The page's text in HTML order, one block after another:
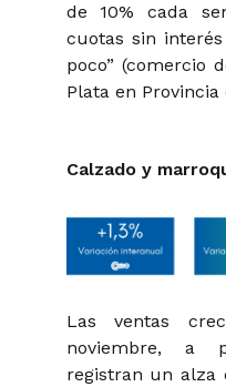
de 10% cada
cuotas sin
poco” (comercio
Plata en Provincia
Calzado y
Las ventas
noviembre, a
registran un alza